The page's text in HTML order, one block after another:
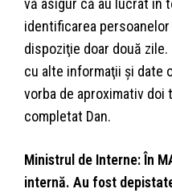
vă asigur că au lucrat în
identificarea
dispoziţie doar două
cu alte informaţii şi date
vorba de aproximativ doi
completat Dan.
Ministrul de Interne: În
internă. Au fost